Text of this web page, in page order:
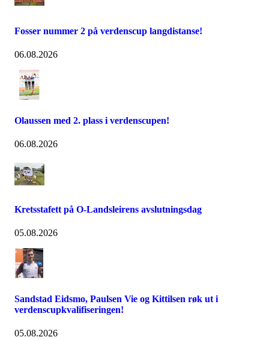
Fosser nummer 2 på verdenscup langdistanse!
06.08.2026
Olaussen med 2. plass i verdenscupen!
06.08.2026
Kretsstafett på O-Landsleirens avslutningsdag
05.08.2026
Sandstad Eidsmo, Paulsen Vie og Kittilsen røk ut i
verdenscupkvalifiseringen!
05.08.2026